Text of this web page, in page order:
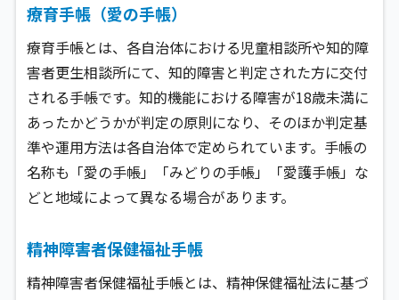
療育手帳（愛の手帳）
療育手帳とは、各自治体における児童相談所や知的障
害者更生相談所にて、知的障害と判定された方に交付
される手帳です。知的機能における障害が18歳未満に
あったかどうかが判定の原則になり、そのほか判定基
準や運用方法は各自治体で定められています。手帳の
名称も「愛の手帳」「みどりの手帳」「愛護手帳」な
どと地域によって異なる場合があります。
精神障害者保健福祉手帳
精神障害者保健福祉手帳とは、精神保健福祉法に基づ